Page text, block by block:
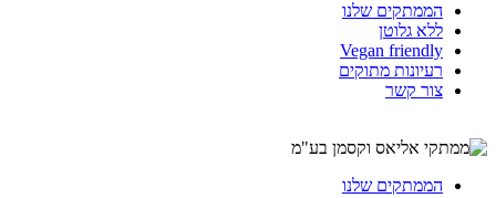
הממתקים שלנו
ללא גלוטן
Vegan friendly
רעיונות מתוקים
צור קשר
הממתקים שלנו